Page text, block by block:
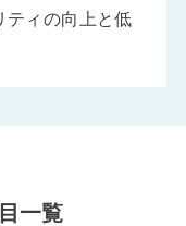
ティの向上と低
一覧